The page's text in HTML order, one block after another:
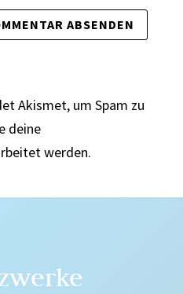
Akismet, um Spam zu
deine
werden.